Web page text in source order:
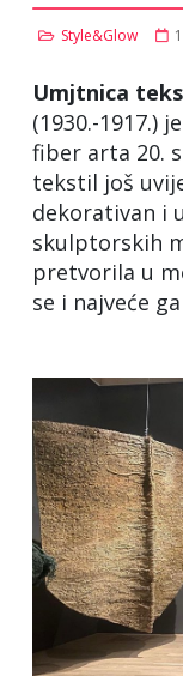
Style&Glow
Umjtnica
(1930.-1917.)
fiber arta 20.
tekstil još
dekorativan i
skulptorskih
pretvorila u
se i najveće